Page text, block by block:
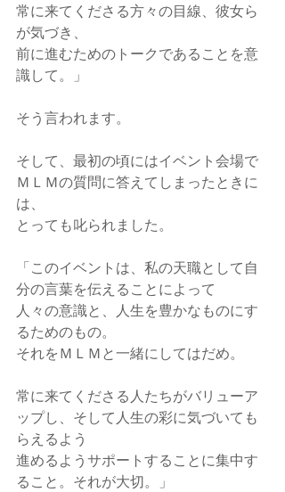
常に来てくださる方々の目線、彼女ら
が気づき、
前に進むためのトークであることを意
識して。」
そう言われます。
そして、最初の頃にはイベント会場で
ＭＬＭの質問に答えてしまったときに
は、
とっても叱られました。
「このイベントは、私の天職として自
分の言葉を伝えることによって
人々の意識と、人生を豊かなものにす
るためのもの。
それをＭＬＭと一緒にしてはだめ。
常に来てくださる人たちがバリューア
ップし、そして人生の彩に気づいても
らえるよう
進めるようサポートすることに集中す
ること。それが大切。」